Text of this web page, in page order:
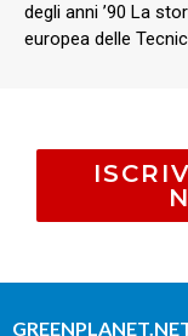
degli anni ’90 La
europea delle